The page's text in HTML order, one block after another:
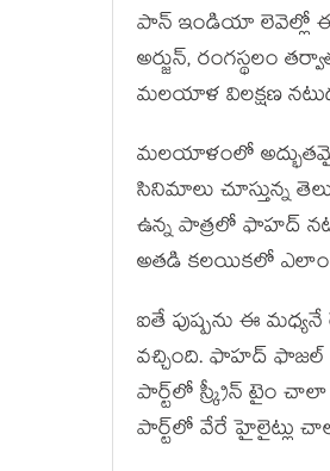
పాన్ ఇండియా లెవెల్లో ఈ
అర్జున్, రంగ‌స్థ‌లం
మ‌ల‌యాళ విల‌క్ష‌ణ
మ‌ల‌యాళంలో
సినిమాలు చూస్తున్న
ఉన్న పాత్ర‌లో ఫాహ‌ద్
అత‌డి క‌ల‌యిక‌లో
ఐతే పుష్ప‌ను ఈ
వ‌చ్చింది. ఫాహ‌ద్ ఫాజ‌ల్
పార్ట్‌లో స్క్రీన్ టైం
పార్ట్‌లో వేరే హైలైట్లు